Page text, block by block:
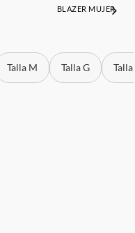
BLAZER MUJER
Talla M Talla G Talla